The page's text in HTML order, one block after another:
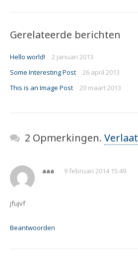
Gerelateerde berichten
Hello world!
2 januari 2013
Some Interesting Post
26 april 2013
This is an Image Post
20 maart 2013
2 Opmerkingen.
aaa 9 februari 2014 15:49
jfujvf
Beantwoorden